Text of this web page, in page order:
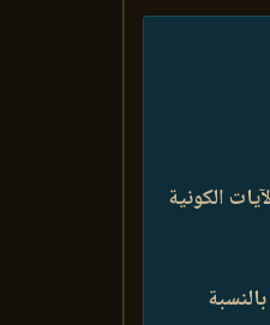
الكونية